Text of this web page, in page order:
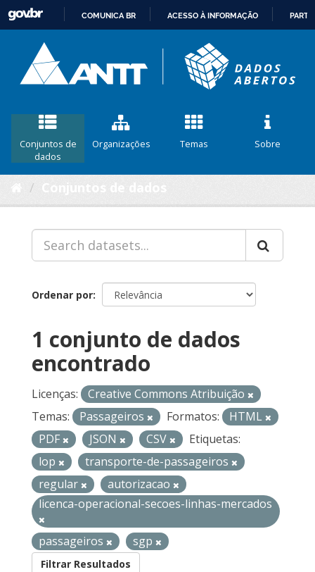
CONTEÚDO
COMUNICA BR ACESSO À INFORMAÇÃO
Conjuntos de
dados
Organizações Temas Sobre
Ordenar por
1 conjunto de dados
encontrado
Licenças:
Creative Commons Atribuição
Temas:
Passageiros Formatos:
HTML
PDF
JSON CSV
Etiquetas:
lop
transporte-de-passageiros
regular
autorizacao
licenca-operacional-secoes-linhas-mercados
passageiros sgp
Filtrar Resultados